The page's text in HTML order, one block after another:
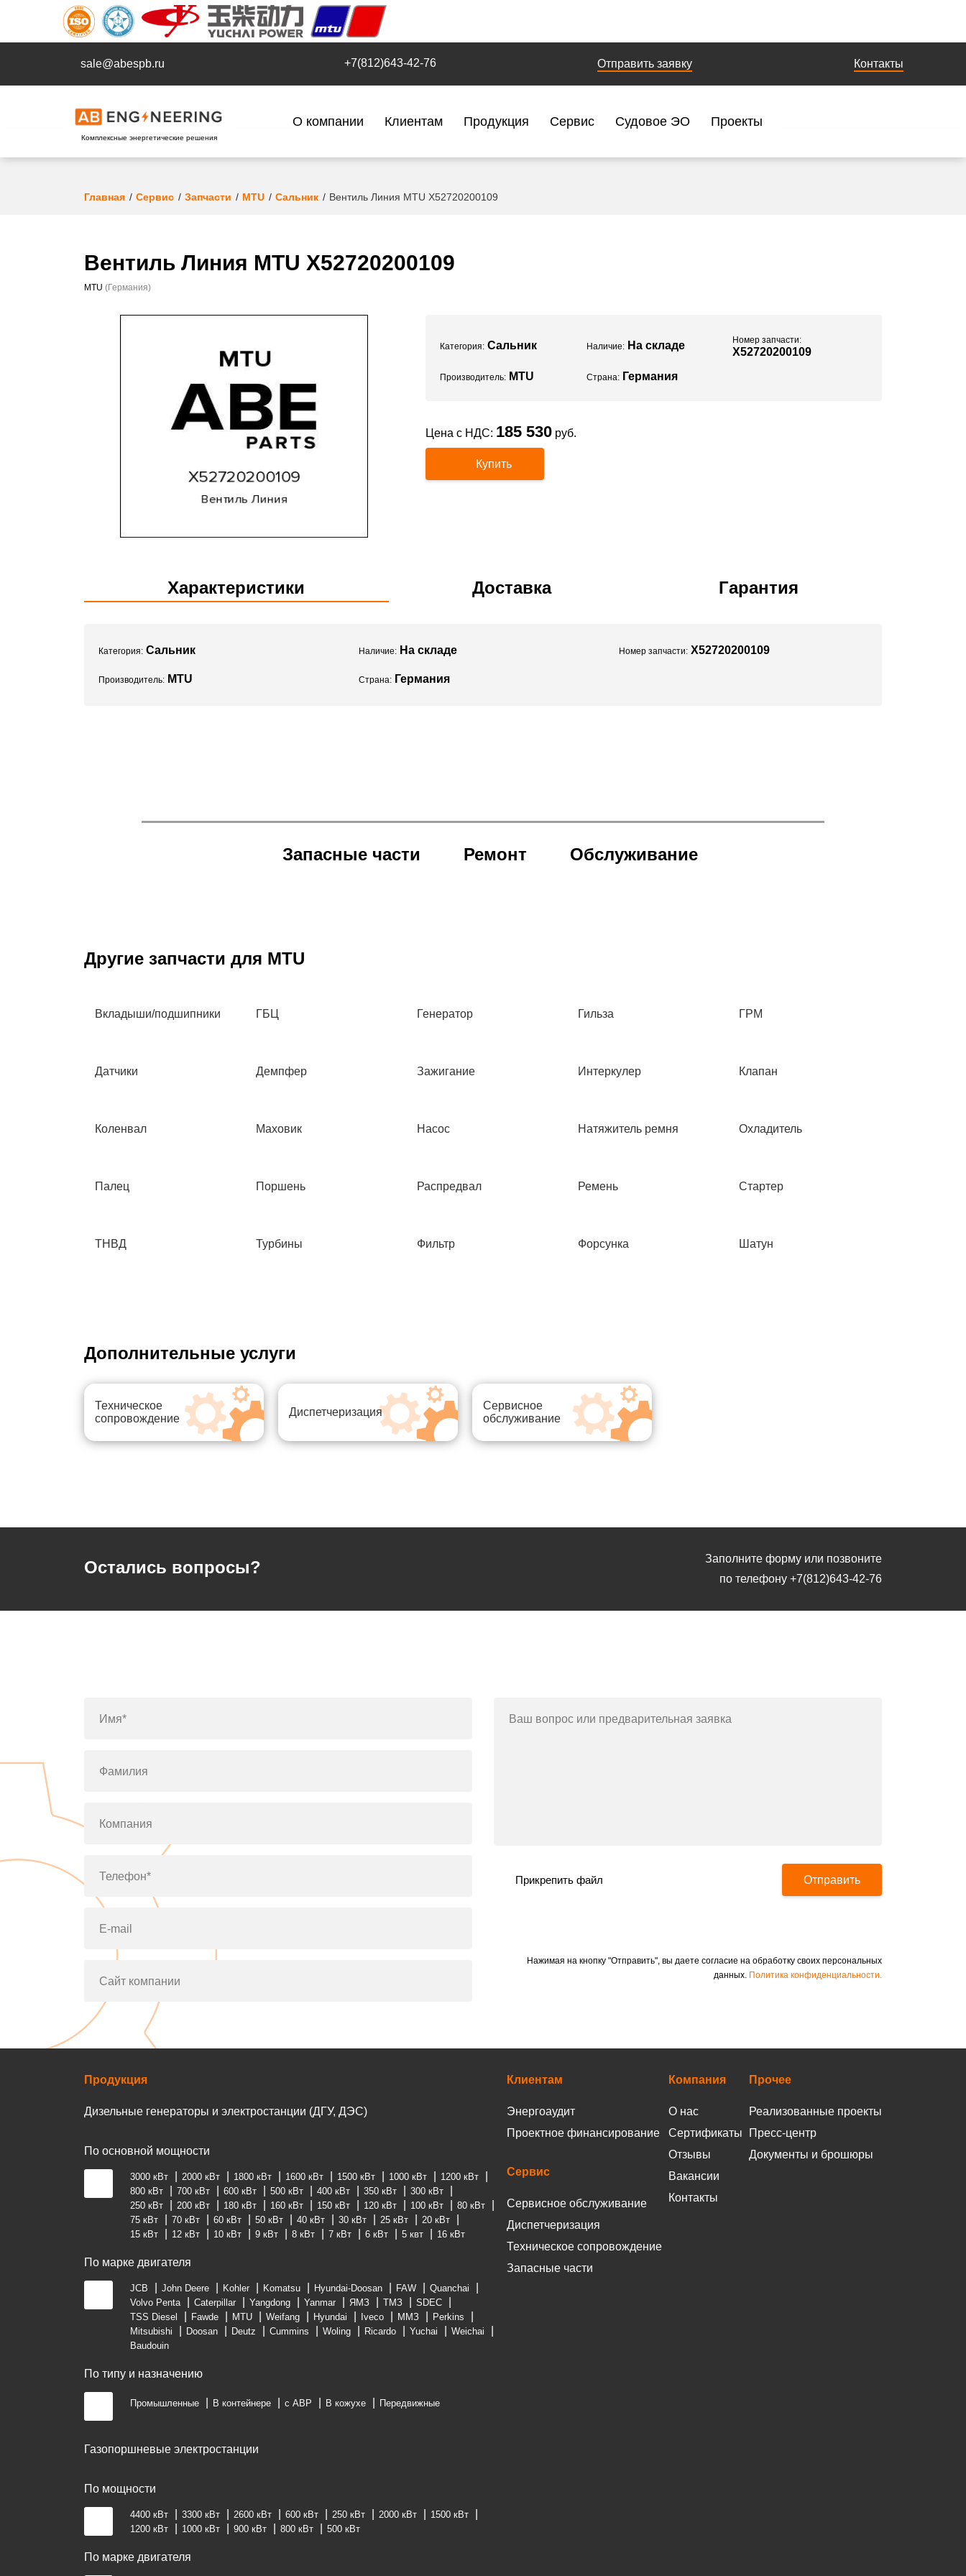
sale@abespb.ru +7(812)643-42-76 Отправить заявку Контакты
Комплексные энергетические решения
О компании Клиентам Продукция Сервис Судовое ЭО Проекты
Главная Сервис Запчасти MTU Сальник Вентиль Линия MTU X52720200109
Вентиль Линия MTU X52720200109
MTU (Германия)
Категория: Сальник Наличие: На складе Номер запчасти:
X52720200109
Производитель: MTU Страна: Германия
Цена с НДС: 185 530 руб.
Купить
Характеристики
Категория: Сальник Наличие: На складе Номер запчасти: X52720200109
Производитель: MTU Страна: Германия
Доставка Гарантия
Запасные части Ремонт Обслуживание
Другие запчасти для MTU
Вкладыши/подшипники ГБЦ Генератор Гильза ГРМ
Датчики Демпфер Зажигание Интеркулер Клапан
Коленвал Маховик Насос Натяжитель ремня Охладитель
Палец Поршень Распредвал Ремень Стартер
ТНВД Турбины Фильтр Форсунка Шатун
Дополнительные услуги
Техническое
сопровождение
Диспетчеризация
Сервисное
обслуживание
Остались вопросы?
Заполните форму или позвоните
по телефону +7(812)643-42-76
Имя*
Фамилия
Компания
Телефон*
E-mail
Сайт компании
Ваш вопрос или предварительная заявка
Прикрепить файл Отправить
Нажимая на кнопку "Отправить", вы даете согласие на обработку своих персональных
данных. Политика конфиденциальности.
Продукция
Дизельные генераторы и электростанции (ДГУ, ДЭС)
По основной мощности
3000 кВт 2000 кВт 1800 кВт 1600 кВт 1500 кВт 1000 кВт
1200 кВт
800 кВт
700 кВт 600 кВт 500 кВт 400 кВт 350 кВт
300 кВт
250 кВт
200 кВт 180 кВт 160 кВт 150 кВт 120 кВт 100 кВт
80 кВт
75 кВт
70 кВт 60 кВт 50 кВт 40 кВт 30 кВт 25 кВт
20 кВт
15 кВт
12 кВт 10 кВт 9 кВт 8 кВт 7 кВт 6 кВт 5 квт 16 кВт
По марке двигателя
JCB John Deere Kohler Komatsu Hyundai-Doosan FAW
Quanchai
Volvo Penta
Caterpillar Yangdong Yanmar ЯМЗ ТМЗ
SDEC
TSS Diesel
Fawde MTU Weifang Hyundai Iveco ММЗ
Perkins
Mitsubishi
Doosan Deutz Cummins Woling Ricardo Yuchai
Weichai
Baudouin
По типу и назначению
Промышленные В контейнере с АВР В кожухе Передвижные
Газопоршневые электростанции
По мощности
4400 кВт 3300 кВт 2600 кВт 600 кВт 250 кВт 2000 кВт
1500 кВт
1200 кВт
1000 кВт 900 кВт 800 кВт 500 кВт
По марке двигателя
Клиентам
Энергоаудит
Проектное финансирование
Сервис
Сервисное обслуживание
Диспетчеризация
Техническое сопровождение
Запасные части
Компания
О нас
Сертификаты
Отзывы
Вакансии
Контакты
Прочее
Реализованные проекты
Пресс-центр
Документы и брошюры